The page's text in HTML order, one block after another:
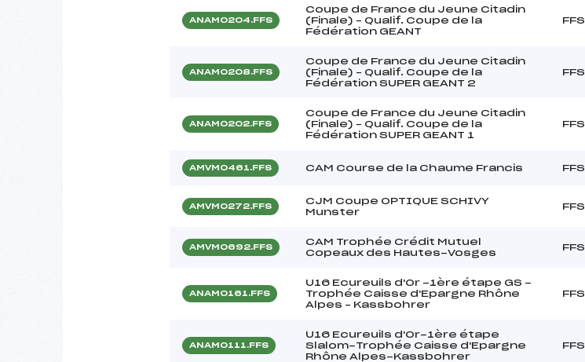
ANAM0204.FFS
Coupe de France du Jeune Citadin
(Finale) – Qualif. Coupe de la
Fédération GEANT
FFS
ANAM0208.FFS
Coupe de France du Jeune Citadin
(Finale) – Qualif. Coupe de la
Fédération SUPER GEANT 2
FFS
ANAM0202.FFS
Coupe de France du Jeune Citadin
(Finale) – Qualif. Coupe de la
Fédération SUPER GEANT 1
FFS
AMVM0461.FFS CAM Course de la Chaume Francis FFS
AMVM0272.FFS
CJM Coupe OPTIQUE SCHIVY
Munster
FFS
AMVM0692.FFS
CAM Trophée Crédit Mutuel
Copeaux des Hautes-Vosges
FFS
ANAM0161.FFS
U16 Ecureuils d'Or -1ère étape GS -
Trophée Caisse d'Epargne Rhône
Alpes – Kassbohrer
FFS
ANAM0111.FFS
U16 Ecureuils d'Or-1ère étape
Slalom-Trophée Caisse d'Epargne
Rhône Alpes-Kassbohrer
FFS